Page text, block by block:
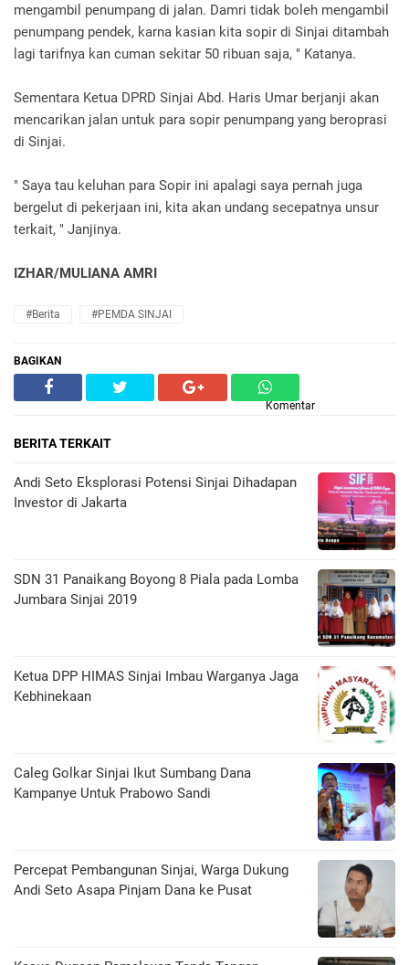
mengambil penumpang di jalan. Damri tidak boleh mengambil
penumpang pendek, karna kasian kita sopir di Sinjai ditambah
lagi tarifnya kan cuman sekitar 50 ribuan saja, " Katanya.
Sementara Ketua DPRD Sinjai Abd. Haris Umar berjanji akan
mencarikan jalan untuk para sopir penumpang yang beroprasi
di Sinjai.
" Saya tau keluhan para Sopir ini apalagi saya pernah juga
bergelut di pekerjaan ini, kita akan undang secepatnya unsur
terkait, " Janjinya.
IZHAR/MULIANA AMRI
#Berita #PEMDA SINJAI
BAGIKAN
Komentar
BERITA TERKAIT
Andi Seto Eksplorasi Potensi Sinjai Dihadapan
Investor di Jakarta
SDN 31 Panaikang Boyong 8 Piala pada Lomba
Jumbara Sinjai 2019
Ketua DPP HIMAS Sinjai Imbau Warganya Jaga
Kebhinekaan
Caleg Golkar Sinjai Ikut Sumbang Dana
Kampanye Untuk Prabowo Sandi
Percepat Pembangunan Sinjai, Warga Dukung
Andi Seto Asapa Pinjam Dana ke Pusat